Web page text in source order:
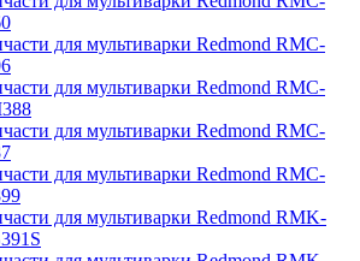
для мультиварки Redmond RMC-
для мультиварки Redmond RMC-
для мультиварки Redmond RMC-
для мультиварки Redmond RMC-
для мультиварки Redmond RMK-